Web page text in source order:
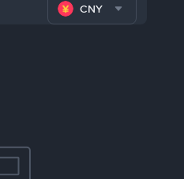
CNY